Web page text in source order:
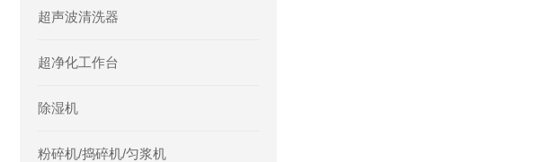
超声波清洗器
超净化工作台
除湿机
粉碎机/捣碎机/匀浆机